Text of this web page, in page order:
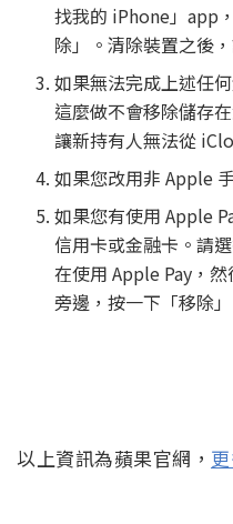
找我的 iPhone」app
除」。清除裝置之後
如果無法完成上述任
這麼做不會移除儲存
讓新持有人無法從
如果您改用非 Apple
如果您有使用 Apple
信用卡或金融卡。請
在使用 Apple Pay，
旁邊，按一下「移除」
以上資訊為蘋果官網，